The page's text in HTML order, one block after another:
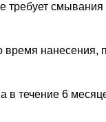
время
в течение 6